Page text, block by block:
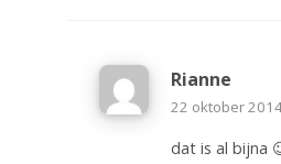
Rianne
22 oktober
dat is al bijna